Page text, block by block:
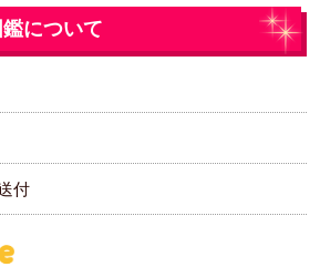
について
付